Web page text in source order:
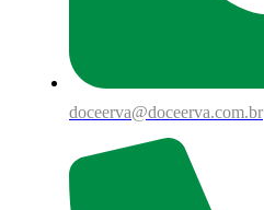
doceerva@doceerva.com.br